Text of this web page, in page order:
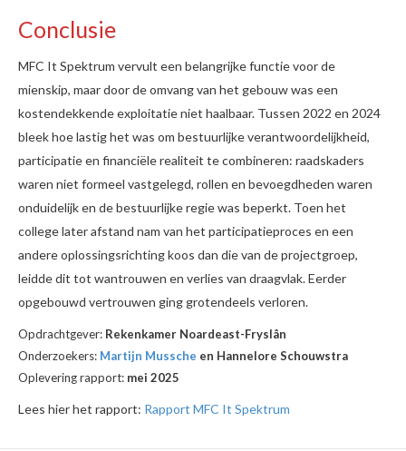
Conclusie
MFC It Spektrum vervult een belangrijke functie voor de
mienskip, maar door de omvang van het gebouw was een
kostendekkende exploitatie niet haalbaar. Tussen 2022 en 2024
bleek hoe lastig het was om bestuurlijke verantwoordelijkheid,
participatie en financiële realiteit te combineren: raadskaders
waren niet formeel vastgelegd, rollen en bevoegdheden waren
onduidelijk en de bestuurlijke regie was beperkt. Toen het
college later afstand nam van het participatieproces en een
andere oplossingsrichting koos dan die van de projectgroep,
leidde dit tot wantrouwen en verlies van draagvlak. Eerder
opgebouwd vertrouwen ging grotendeels verloren.
Opdrachtgever: Rekenkamer Noardeast-Fryslân
Onderzoekers: Martijn Mussche en Hannelore Schouwstra
Oplevering rapport: mei 2025
Lees hier het rapport: Rapport MFC It Spektrum